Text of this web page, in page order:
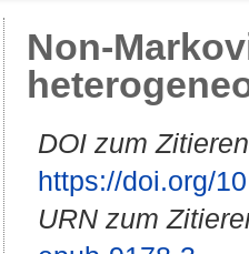
Non-
DOI zum
https://doi.org/
URN zum